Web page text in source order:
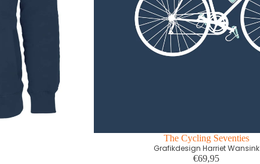
The Cycling Seventies
Grafikdesign Harriet Wansink
€69,95